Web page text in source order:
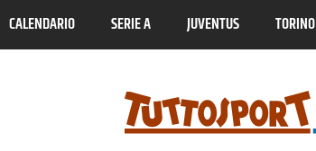
CALENDARIO SERIE A JUVENTUS TORINO